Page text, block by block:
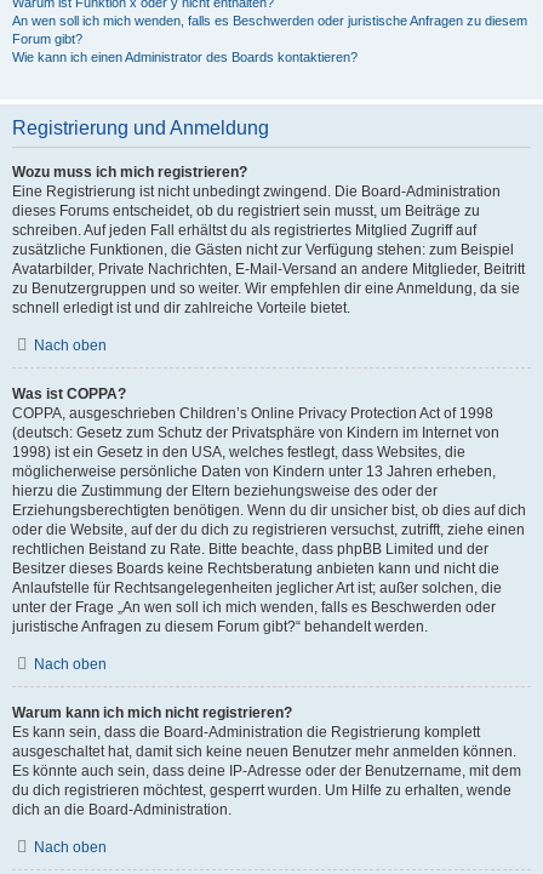
An wen soll ich mich wenden, falls es Beschwerden oder juristische Anfragen zu diesem
Forum gibt?
Wie kann ich einen Administrator des Boards kontaktieren?
Registrierung und Anmeldung
Wozu muss ich mich registrieren?
Eine Registrierung ist nicht unbedingt zwingend. Die Board-Administration
dieses Forums entscheidet, ob du registriert sein musst, um Beiträge zu
schreiben. Auf jeden Fall erhältst du als registriertes Mitglied Zugriff auf
zusätzliche Funktionen, die Gästen nicht zur Verfügung stehen: zum Beispiel
Avatarbilder, Private Nachrichten, E-Mail-Versand an andere Mitglieder, Beitritt
zu Benutzergruppen und so weiter. Wir empfehlen dir eine Anmeldung, da sie
schnell erledigt ist und dir zahlreiche Vorteile bietet.
Nach oben
Was ist COPPA?
COPPA, ausgeschrieben Children’s Online Privacy Protection Act of 1998
(deutsch: Gesetz zum Schutz der Privatsphäre von Kindern im Internet von
1998) ist ein Gesetz in den USA, welches festlegt, dass Websites, die
möglicherweise persönliche Daten von Kindern unter 13 Jahren erheben,
hierzu die Zustimmung der Eltern beziehungsweise des oder der
Erziehungsberechtigten benötigen. Wenn du dir unsicher bist, ob dies auf dich
oder die Website, auf der du dich zu registrieren versuchst, zutrifft, ziehe einen
rechtlichen Beistand zu Rate. Bitte beachte, dass phpBB Limited und der
Besitzer dieses Boards keine Rechtsberatung anbieten kann und nicht die
Anlaufstelle für Rechtsangelegenheiten jeglicher Art ist; außer solchen, die
unter der Frage „An wen soll ich mich wenden, falls es Beschwerden oder
juristische Anfragen zu diesem Forum gibt?“ behandelt werden.
Nach oben
Warum kann ich mich nicht registrieren?
Es kann sein, dass die Board-Administration die Registrierung komplett
ausgeschaltet hat, damit sich keine neuen Benutzer mehr anmelden können.
Es könnte auch sein, dass deine IP-Adresse oder der Benutzername, mit dem
du dich registrieren möchtest, gesperrt wurden. Um Hilfe zu erhalten, wende
dich an die Board-Administration.
Nach oben